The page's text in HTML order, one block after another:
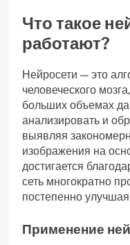
Что такое
работают?
Нейросети — это
человеческого
больших объемах
анализировать и
выявляя
изображения на
достигается
сеть многократно
постепенно
Применение